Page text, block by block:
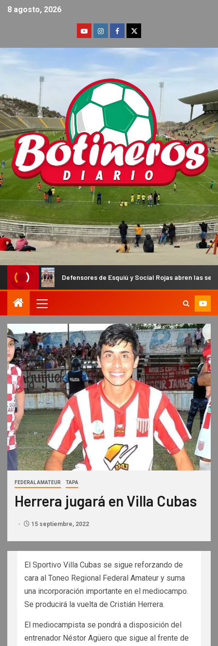
8 agosto, 2026
Defensores de Esquiú y Social Rojas abren las semifinales del
FEDERAL AMATEUR TAPA
Herrera jugará en Villa Cubas
15 septiembre, 2022
El Sportivo Villa Cubas se sigue reforzando de
cara al Toneo Regional Federal Amateur y suma
una incorporación importante en el mediocampo.
Se producirá la vuelta de Cristián Herrera.
El mediocampista se pondrá a disposición del
entrenador Néstor Agüero que sigue al frente de